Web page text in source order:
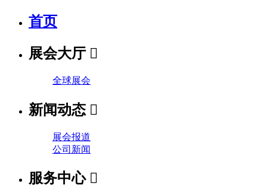
首页
展会大厅 
全球展会
新闻动态 
展会报道
公司新闻
服务中心 